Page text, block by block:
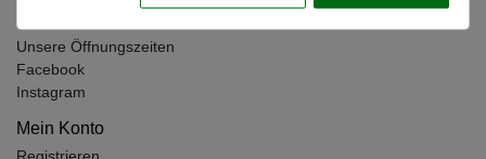
Unsere Öffnungszeiten
Facebook
Instagram
Mein Konto